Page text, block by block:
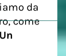
da
come
Un